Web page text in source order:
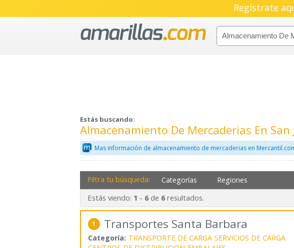
Regístrate
Estás buscando:
Almacenamiento De Mercaderias En
Mas información de almacenamiento de mercaderias en
Filtra tu búsqueda: Categorías Regiones
Estás viendo: 1 - 6de 6resultados.
1 Transportes Santa Barbara
Categoría: TRANSPORTE DE CARGA SERVICIOS DE CARGA